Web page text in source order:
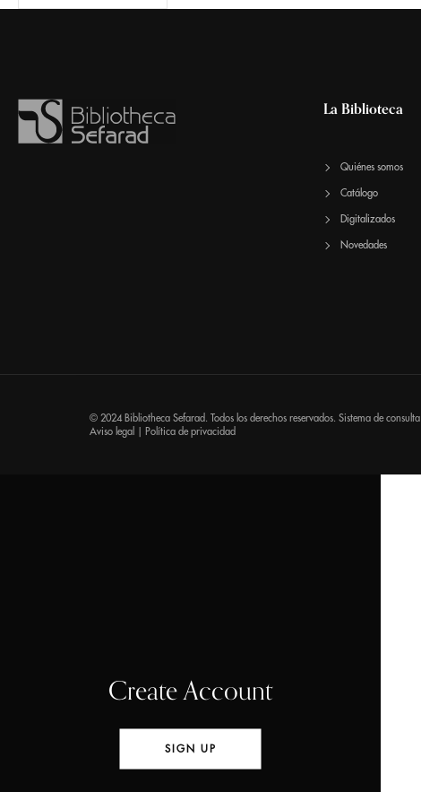
La Biblioteca
Quiénes somos
Catálogo
Digitalizados
Novedades
© 2024 Bibliotheca Sefarad. Todos los derechos reservados. Sistema de consulta
Aviso legal
Política de privacidad
Create Account
SIGN UP